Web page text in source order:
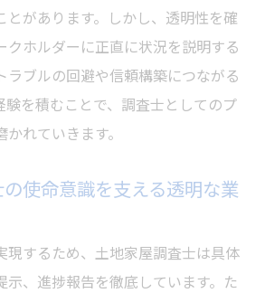
とがあります。しかし、透明性を確
クホルダーに正直に状況を説明する
ラブルの回避や信頼構築につながる
験を積むことで、調査士としてのプ
れていきます。
使命意識を支える透明な業
現するため、土地家屋調査士は具体
示、進捗報告を徹底しています。た